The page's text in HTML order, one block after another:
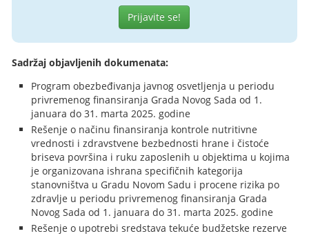
Prijavite se!
Sadržaj objavljenih dokumenata:
Program obezbeđivanja javnog osvetljenja u periodu
privremenog finansiranja Grada Novog Sada od 1.
januara do 31. marta 2025. godine
Rešenje o načinu finansiranja kontrole nutritivne
vrednosti i zdravstvene bezbednosti hrane i čistoće
briseva površina i ruku zaposlenih u objektima u kojima
je organizovana ishrana specifičnih kategorija
stanovništva u Gradu Novom Sadu i procene rizika po
zdravlje u periodu privremenog finansiranja Grada
Novog Sada od 1. januara do 31. marta 2025. godine
Rešenje o upotrebi sredstava tekuće budžetske rezerve